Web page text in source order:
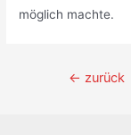
möglich machte.
← zurück